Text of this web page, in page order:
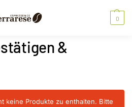
0
&
keine Produkte zu enthalten. Bitte